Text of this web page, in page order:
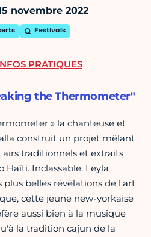
novembre 2022
Festivals
the Thermometer"
» la chanteuse et
construit un projet mêlant
traditionnels et extraits
Haïti. Inclassable, Leyla
belles révélations de l'art
cette jeune new-yorkaise
aussi bien à la musique
la tradition cajun de la
PRATIQUES